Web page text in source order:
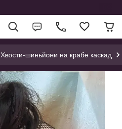
Хвости-шиньйони на крабе каскад